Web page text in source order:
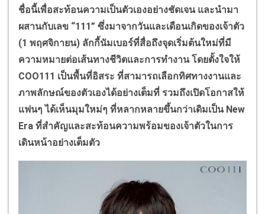
ชื่อนี้เพื่อสะท้อนความเป็นตัวเองอย่างชัดเจน และนำมา
ผสานกับเลข “111” ซึ่งมาจากวันและเดือนเกิดของเจ้าตัว
(1 พฤศจิกายน) ลักกี้นัมเบอร์ที่สื่อถึงจุดเริ่มต้นใหม่ที่มี
ความหมายต่อเส้นทางชีวิตและการทำงาน โดยตั้งใจให้
COO111 เป็นพื้นที่อิสระ ที่สามารถเลือกทิศทางงานและ
ภาพลักษณ์ของตัวเองได้อย่างเต็มที่ รวมถึงเปิดโอกาสให้
แฟนๆ ได้เห็นมุมใหม่ๆ ที่หลากหลายขึ้นกว่าเดิมเป็น New
Era ที่สำคัญและสะท้อนความพร้อมของเจ้าตัวในการ
เดินหน้าอย่างเต็มตัว